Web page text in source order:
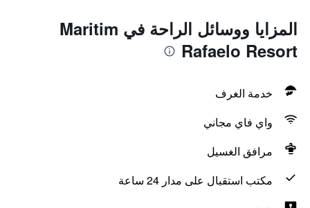
المزايا ووسائل الراحة في Maritim
Rafaelo Resort
خدمة الغرف
واي فاي مجاني
مرافق الغسيل
مكتب استقبال على مدار 24 ساعة